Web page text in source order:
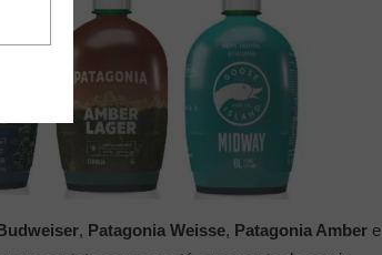
, Patagonia Weisse, Patagonia Amber e